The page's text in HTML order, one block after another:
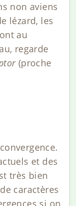
non aviens
lézard, les
au
regarde
(proche
et des
très bien
caractères